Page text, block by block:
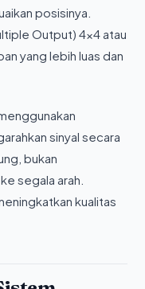
posisinya.
Output) 4x4 atau
yang lebih luas dan
sinyal secara
bukan
segala arah.
kualitas